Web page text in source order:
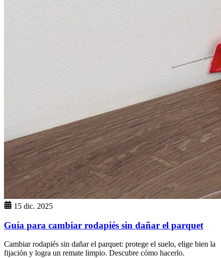
15 dic. 2025
Guía para cambiar rodapiés sin dañar el parquet
Cambiar rodapiés sin dañar el parquet: protege el suelo, elige bien la
fijación y logra un remate limpio. Descubre cómo hacerlo.